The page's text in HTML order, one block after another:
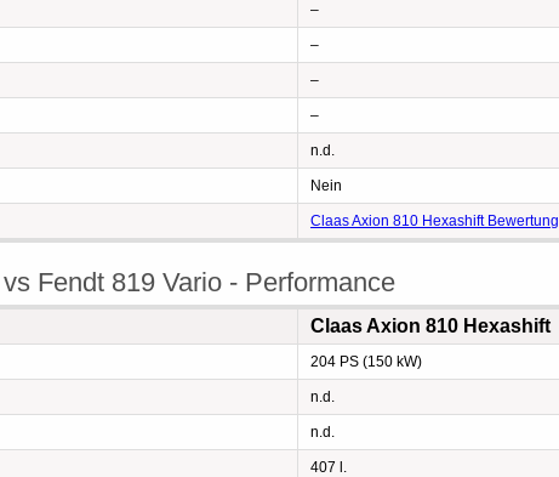
–
–
–
–
n.d.
Nein
Claas Axion 810 Hexashift Bewertung
Fendt 819 Vario - Performance
Claas Axion 810 Hexashift
204 PS (150 kW)
n.d.
n.d.
407 l.